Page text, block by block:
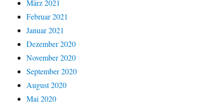
März 2021
Februar 2021
Januar 2021
Dezember 2020
November 2020
September 2020
August 2020
Mai 2020